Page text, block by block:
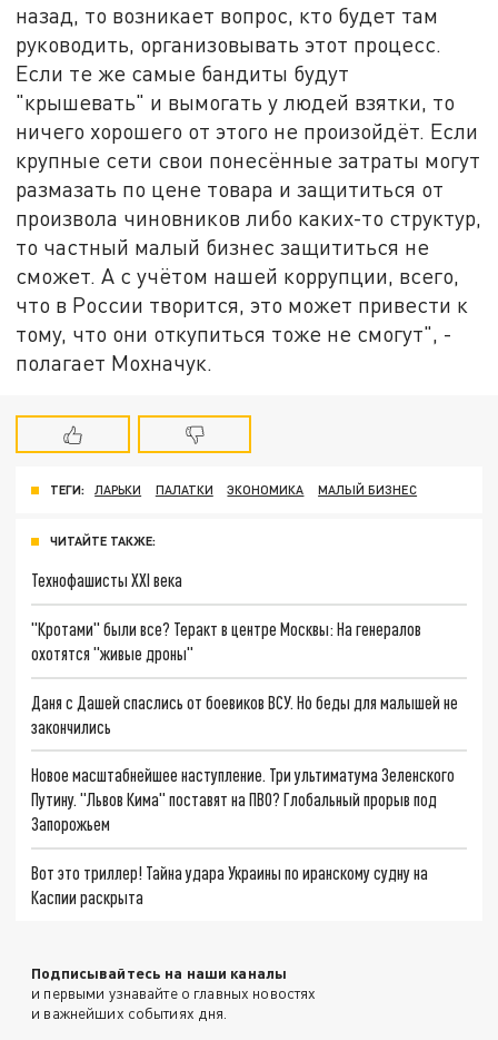
назад, то возникает вопрос, кто будет там
руководить, организовывать этот процесс.
Если те же самые бандиты будут
"крышевать" и вымогать у людей взятки, то
ничего хорошего от этого не произойдёт. Если
крупные сети свои понесённые затраты могут
размазать по цене товара и защититься от
произвола чиновников либо каких-то структур,
то частный малый бизнес защититься не
сможет. А с учётом нашей коррупции, всего,
что в России творится, это может привести к
тому, что они откупиться тоже не смогут", -
полагает Мохначук.
ТЕГИ: ЛАРЬКИ ПАЛАТКИ ЭКОНОМИКА МАЛЫЙ БИЗНЕС
ЧИТАЙТЕ ТАКЖЕ:
Технофашисты XXI века
"Кротами" были все? Теракт в центре Москвы: На генералов
охотятся "живые дроны"
Даня с Дашей спаслись от боевиков ВСУ. Но беды для малышей не
закончились
Новое масштабнейшее наступление. Три ультиматума Зеленского
Путину. "Львов Кима" поставят на ПВО? Глобальный прорыв под
Запорожьем
Вот это триллер! Тайна удара Украины по иранскому судну на
Каспии раскрыта
Подписывайтесь на наши каналы
и первыми узнавайте о главных новостях
и важнейших событиях дня.